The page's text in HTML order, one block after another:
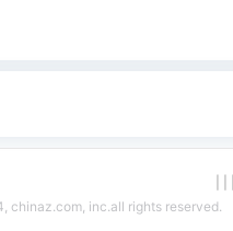
chinaz.com, inc.all rights reserved.